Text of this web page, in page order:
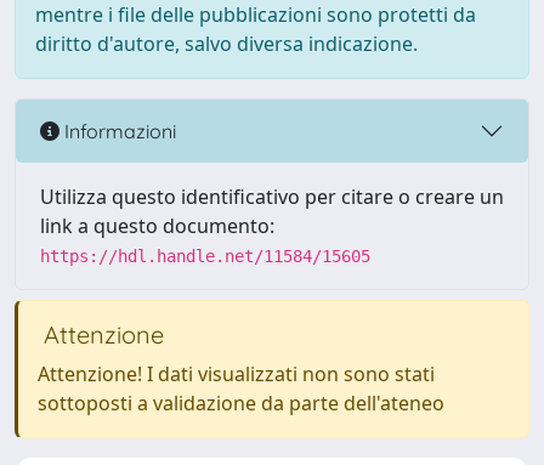
mentre i file delle pubblicazioni sono protetti da
diritto d'autore, salvo diversa indicazione.
Informazioni
Utilizza questo identificativo per citare o creare un
link a questo documento:
https://hdl.handle.net/11584/15605
Attenzione
Attenzione! I dati visualizzati non sono stati
sottoposti a validazione da parte dell'ateneo